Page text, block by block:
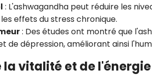
: L'ashwagandha peut réduire les
effets du stress chronique.
: Des études ont montré que
de dépression, améliorant ainsi
vitalité et de l'énergie